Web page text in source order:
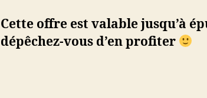
Cette offre est valable jusqu’à
dépêchez-vous d’en profiter